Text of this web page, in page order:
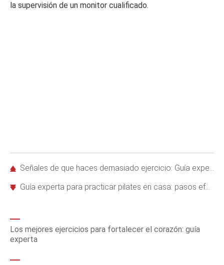
la supervisión de un monitor cualificado.
Señales de que haces demasiado ejercicio: Guía experta para proteger tu salud
Guía experta para practicar pilates en casa: pasos efectivos y consejos profesionales
Los mejores ejercicios para fortalecer el corazón: guía
experta